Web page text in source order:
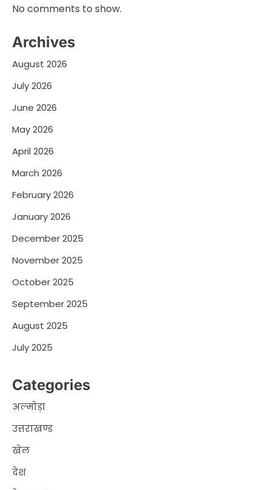
No comments to show.
Archives
August 2026
July 2026
June 2026
May 2026
April 2026
March 2026
February 2026
January 2026
December 2025
November 2025
October 2025
September 2025
August 2025
July 2025
Categories
अल्मोड़ा
उत्तराखण्ड
खेल
देश